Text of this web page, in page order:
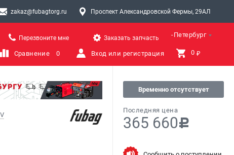
zakaz@fubagtorg.ru Проспект Александровской Фермы, 29АЛ
Санкт-Петербург
Перезвоните мне Заказать запчасть
Сравнение 0 Вход или регистрация 0 ₽
Временно отсутствует
Последняя цена
365 660c